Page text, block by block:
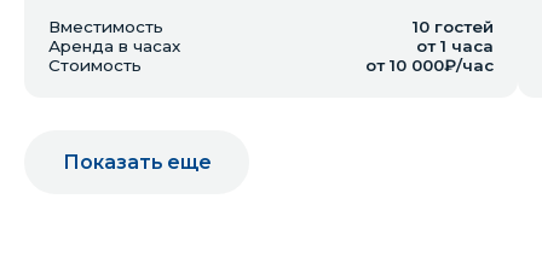
Вместимость 10 гостей
Аренда в часах
от 1 часа
Стоимость
от 10 000₽/час
Показать еще